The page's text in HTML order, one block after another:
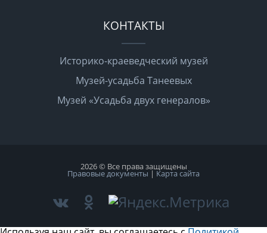
КОНТАКТЫ
Историко-краеведческий музей
Музей-усадьба Танеевых
Музей «Усадьба двух генералов»
2026 © Все права защищены
Правовые документы | Карта сайта